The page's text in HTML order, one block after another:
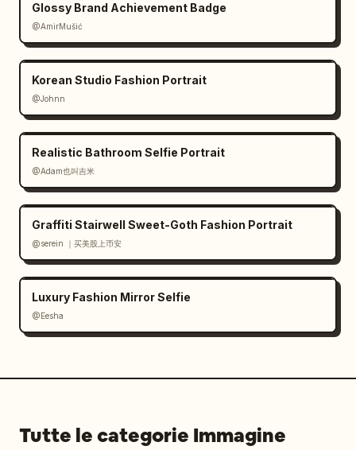
Glossy Brand Achievement Badge
@AmirMušić
Korean Studio Fashion Portrait
@Johnn
Realistic Bathroom Selfie Portrait
@Adam也叫吉米
Graffiti Stairwell Sweet-Goth Fashion Portrait
@serein ｜买美股上币安
Luxury Fashion Mirror Selfie
@Eesha
Tutte le categorie Immagine